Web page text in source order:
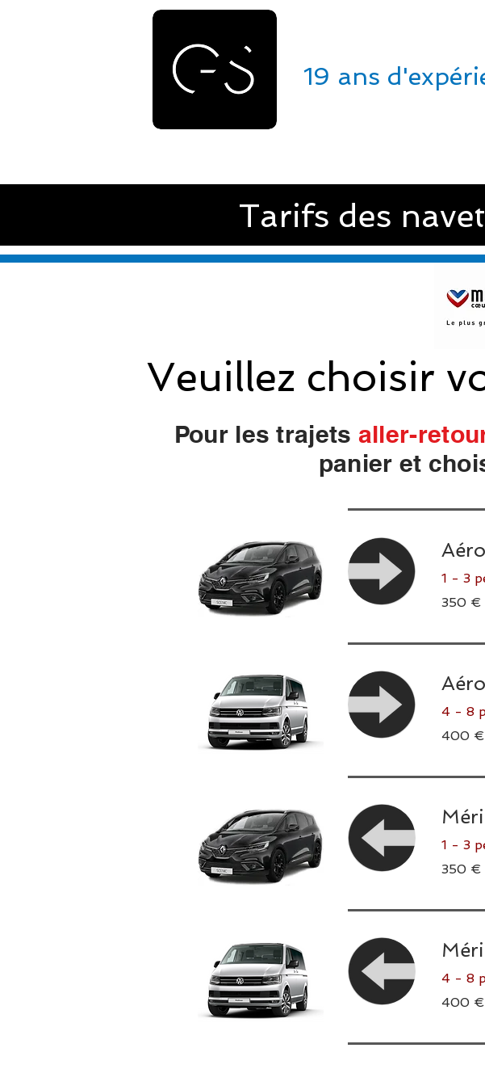
19 ans
Tarifs des
Veuillez choisir
Pour les trajets aller-
panier et
1 - 3
euros
350 €
4 - 8
euros
400 €
1 - 3
euros
350 €
4 - 8
euros
400 €